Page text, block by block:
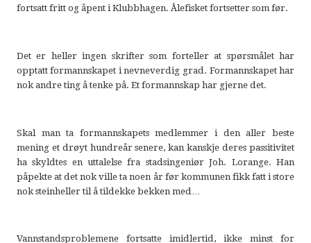
fortsatt fritt og åpent i Klubbhagen. Ålefisket fortsetter som før.
Det er heller ingen skrifter som forteller at spørsmålet har
opptatt formannskapet i nevneverdig grad. Formannskapet har
nok andre ting å tenke på. Et formannskap har gjerne det.
Skal man ta formannskapets medlemmer i den aller beste
mening et drøyt hundreår senere, kan kanskje deres passitivitet
ha skyldtes en uttalelse fra stadsingeniør Joh. Lorange. Han
påpekte at det nok ville ta noen år før kommunen fikk fatt i store
nok steinheller til å tildekke bekken med…
Vannstandsproblemene fortsatte imidlertid, ikke minst for